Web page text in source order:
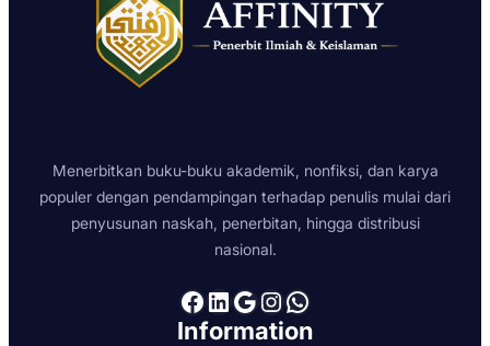
Menerbitkan buku-buku akademik, nonfiksi, dan karya
populer dengan pendampingan terhadap penulis mulai dari
penyusunan naskah, penerbitan, hingga distribusi
nasional.
Facebook LinkedIn Google Instagram WhatsApp
Information